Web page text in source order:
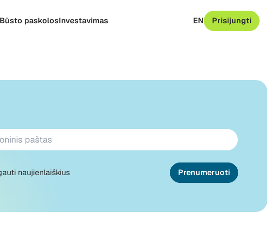
Būsto paskolosInvestavimas EN Prisijungti
naujienlaiškius